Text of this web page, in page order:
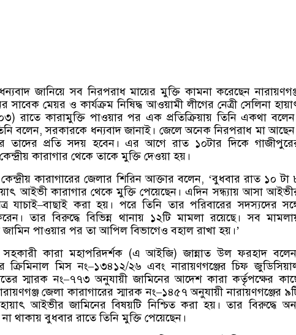
জানিয়ে সব নিরপরাধ মায়ের মুক্তি কামনা করেছেন
সাবেক মেয়র ও কার্যক্রম নিষিদ্ধ আওয়ামী লীগের নেত্রী সেলিনা
)রাতে কারামুক্তি পাওয়ার পর এক প্রতিক্রিয়ায় তিনি একথা
বলেন,সরকারকে ধন্যবাদ জানাই। জেলে অনেক নিরপরাধ মা
তাদের প্রতি সদয় হবেন। এর আগে রাত ১০টার দিকে
কারাগার থেকে তাকে মুক্তি দেওয়া হয়।
কারাগারের জেলার শিরিন আক্তার বলেন, ‘বুধবার রাত ১০ টা
আইভী কারাগার থেকে মুক্তি পেয়েছেন। এদিন সন্ধ্যায় আসা
যাচাই–বাছাই করা হয়। পরে তিনি তার পরিবারের সদস্যদের
তার বিরুদ্ধে বিভিন্ন থানায় ১২টি মামলা রয়েছে। সব
জামিন পাওয়ার পর তা আপিল বিভাগেও বহাল রাখা হয়।’
সহকারী কারা মহাপরিদর্শক(এ আইজি)জান্নাত উল ফরহাদ বলেন
ক্রিমিনাল মিস নং–১৩৪১২/২৬ এবং নারায়ণগঞ্জের চিফ
স্মারক নং–৭৭৩ অনুযায়ী জামিনের আদেশ কারা কর্তৃপক্ষের
জেলা কারাগারের স্মারক নং–১৪৫৭ অনুযায়ী নারায়ণগঞ্জের
আইভীর জামিনের বিষয়টি নিশ্চিত করা হয়। তার বিরুদ্ধে
থাকায় বুধবার রাতে তিনি মুক্তি পেয়েছেন।